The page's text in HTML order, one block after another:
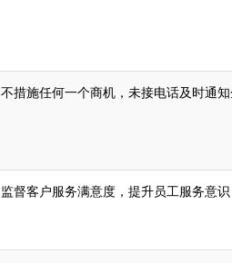
不措施任何一个商机，未接电话及时通知
监督客户服务满意度，提升员工服务意识